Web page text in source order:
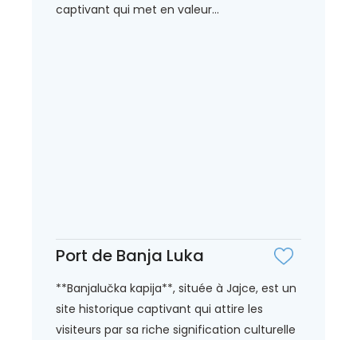
captivant qui met en valeur...
Port de Banja Luka
**Banjalučka kapija**, située à Jajce, est un
site historique captivant qui attire les
visiteurs par sa riche signification culturelle